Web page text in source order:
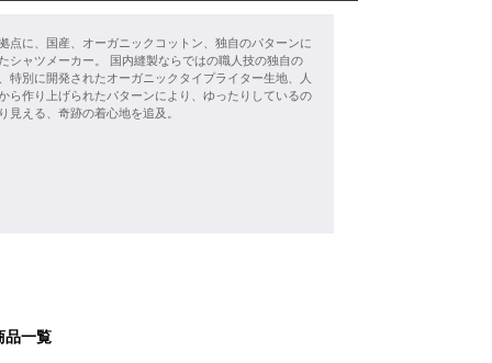
点に、国産、オーガニックコットン、独自のパターンに
シャツメーカー。 国内縫製ならではの職人技の独自の
特別に開発されたオーガニックタイプライター生地、人
ら作り上げられたパターンにより、ゆったりしているの
見える、奇跡の着心地を追及。
品一覧